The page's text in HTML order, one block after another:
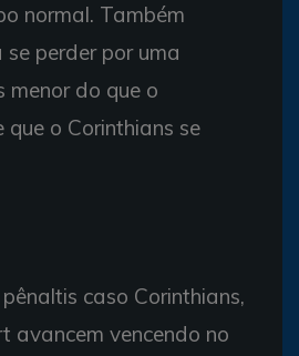
normal. Também
perder por uma
menor do que o
que o Corinthians se
caso Corinthians,
avancem vencendo no